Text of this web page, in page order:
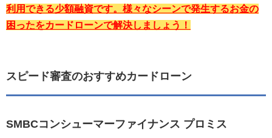
利用できる少額融資です。様々なシーンで発生するお金の
困ったをカードローンで解決しましょう！
スピード審査のおすすめカードローン
SMBCコンシューマーファイナンス プロミス